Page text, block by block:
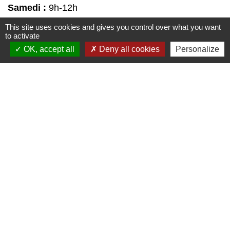
Samedi : 9h-12h
Liens
↪️ CAF
This site uses cookies and gives you control over what you want
to activate
OK, accept all
Deny all cookies Personalize